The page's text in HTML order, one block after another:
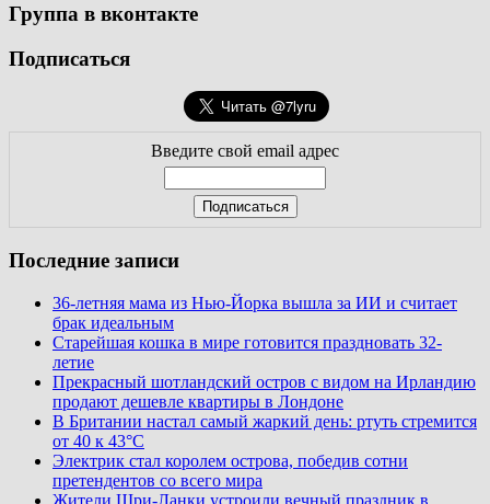
Группа в вконтакте
Подписаться
Введите свой email адрес
Последние записи
36-летняя мама из Нью-Йорка вышла за ИИ и считает
брак идеальным
Старейшая кошка в мире готовится праздновать 32-
летие
Прекрасный шотландский остров с видом на Ирландию
продают дешевле квартиры в Лондоне
В Британии настал самый жаркий день: ртуть стремится
от 40 к 43°C
Электрик стал королем острова, победив сотни
претендентов со всего мира
Жители Шри-Ланки устроили вечный праздник в